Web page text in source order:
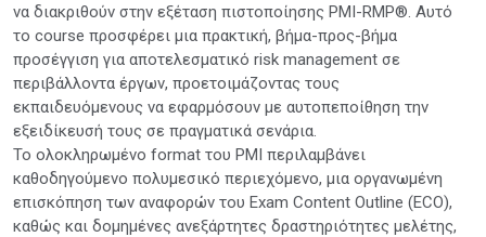
να διακριθούν στην εξέταση πιστοποίησης PMI-RMP®. Αυτό
το course προσφέρει μια πρακτική, βήμα-προς-βήμα
προσέγγιση για αποτελεσματικό risk management σε
περιβάλλοντα έργων, προετοιμάζοντας τους
εκπαιδευόμενους να εφαρμόσουν με αυτοπεποίθηση την
εξειδίκευσή τους σε πραγματικά σενάρια.
Το ολοκληρωμένο format του PMI περιλαμβάνει
καθοδηγούμενο πολυμεσικό περιεχόμενο, μια οργανωμένη
επισκόπηση των αναφορών του Exam Content Outline (ECO),
καθώς και δομημένες ανεξάρτητες δραστηριότητες μελέτης,